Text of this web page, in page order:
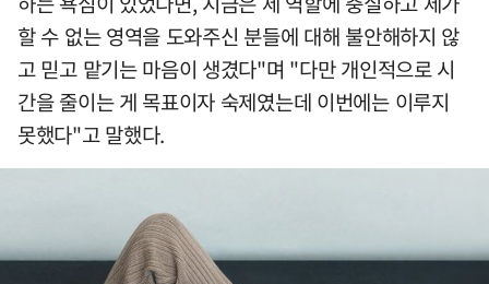
할 수 없는 영역을 도와주신 분들에 대해 불안해하지 않
고 믿고 맡기는 마음이 생겼다"며 "다만 개인적으로 시
간을 줄이는 게 목표이자 숙제였는데 이번에는 이루지
못했다"고 말했다.